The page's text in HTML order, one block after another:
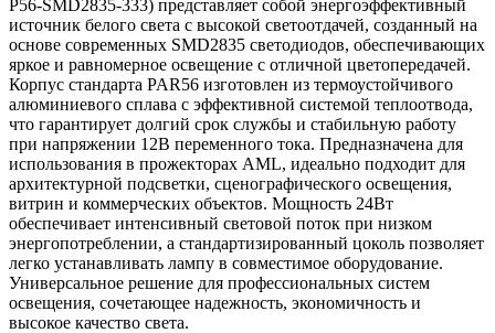
P56-SMD2835-333) представляет собой энергоэффективный
источник белого света с высокой светоотдачей, созданный на
основе современных SMD2835 светодиодов, обеспечивающих
яркое и равномерное освещение с отличной цветопередачей.
Корпус стандарта PAR56 изготовлен из термоустойчивого
алюминиевого сплава с эффективной системой теплоотвода,
что гарантирует долгий срок службы и стабильную работу
при напряжении 12В переменного тока. Предназначена для
использования в прожекторах AML, идеально подходит для
архитектурной подсветки, сценографического освещения,
витрин и коммерческих объектов. Мощность 24Вт
обеспечивает интенсивный световой поток при низком
энергопотреблении, а стандартизированный цоколь позволяет
легко устанавливать лампу в совместимое оборудование.
Универсальное решение для профессиональных систем
освещения, сочетающее надежность, экономичность и
высокое качество света.